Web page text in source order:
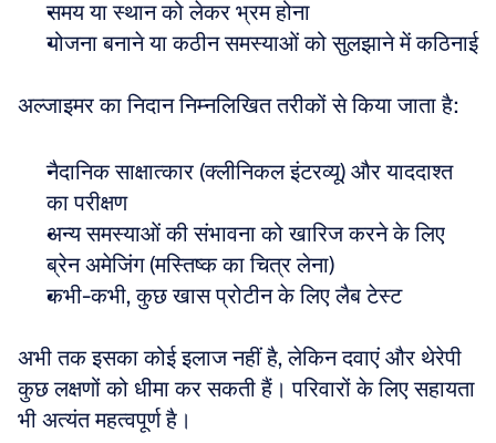
समय या स्थान को लेकर भ्रम होना
योजना बनाने या कठीन समस्याओं को सुलझाने में कठिनाई
अल्जाइमर का निदान निम्नलिखित तरीकों से किया जाता है:
नैदानिक साक्षात्कार (क्लीनिकल इंटरव्यू) और याददाश्त
का परीक्षण
अन्य समस्याओं की संभावना को खारिज करने के लिए
ब्रेन अमेजिंग (मस्तिष्क का चित्र लेना)
कभी-कभी, कुछ खास प्रोटीन के लिए लैब टेस्ट
अभी तक इसका कोई इलाज नहीं है, लेकिन दवाएं और थेरेपी
कुछ लक्षणों को धीमा कर सकती हैं। परिवारों के लिए सहायता
भी अत्यंत महत्वपूर्ण है।